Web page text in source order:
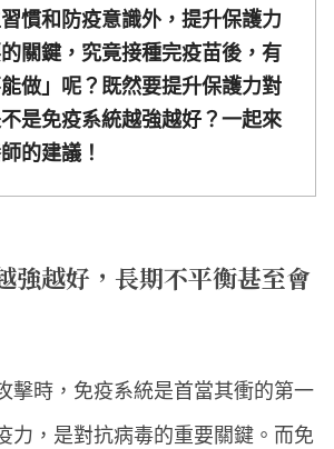
慣和防疫意識外，提升保護力
關鍵，究竟接種完疫苗後，有
做」呢？既然要提升保護力對
是免疫系統越強越好？一起來
的建議！
強越好，長期不平衡甚至會
擊時，免疫系統是首當其衝的第一
力，是對抗病毒的重要關鍵。而免